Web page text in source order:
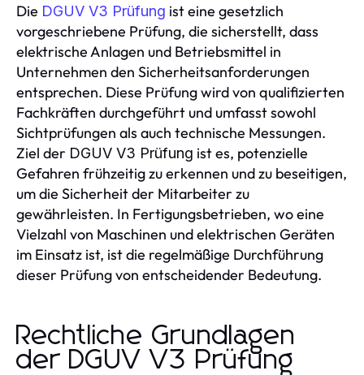
Die DGUV V3 Prüfung ist eine gesetzlich
vorgeschriebene Prüfung, die sicherstellt, dass
elektrische Anlagen und Betriebsmittel in
Unternehmen den Sicherheitsanforderungen
entsprechen. Diese Prüfung wird von qualifizierten
Fachkräften durchgeführt und umfasst sowohl
Sichtprüfungen als auch technische Messungen.
Ziel der DGUV V3 Prüfung ist es, potenzielle
Gefahren frühzeitig zu erkennen und zu beseitigen,
um die Sicherheit der Mitarbeiter zu
gewährleisten. In Fertigungsbetrieben, wo eine
Vielzahl von Maschinen und elektrischen Geräten
im Einsatz ist, ist die regelmäßige Durchführung
dieser Prüfung von entscheidender Bedeutung.
Rechtliche Grundlagen
der DGUV V3 Prüfung